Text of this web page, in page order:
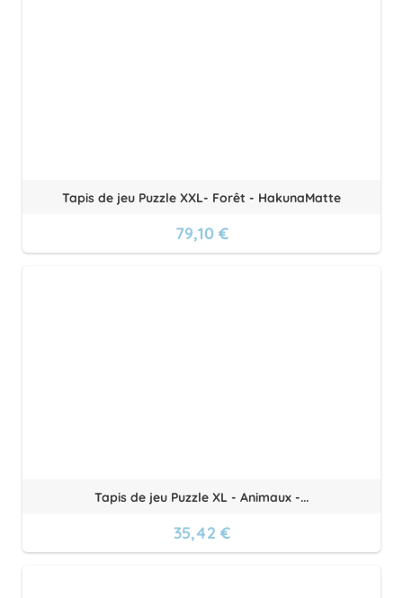
Tapis de jeu Puzzle XXL- Forêt - HakunaMatte
79,10 €
Tapis de jeu Puzzle XL - Animaux -...
35,42 €